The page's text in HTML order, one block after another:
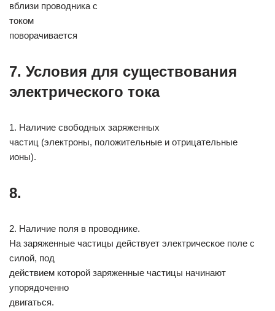
вблизи проводника с
током
поворачивается
7. Условия для существования
электрического тока
1. Наличие свободных заряженных
частиц (электроны, положительные и отрицательные
ионы).
8.
2. Наличие поля в проводнике.
На заряженные частицы действует электрическое поле с
силой, под
действием которой заряженные частицы начинают
упорядоченно
двигаться.